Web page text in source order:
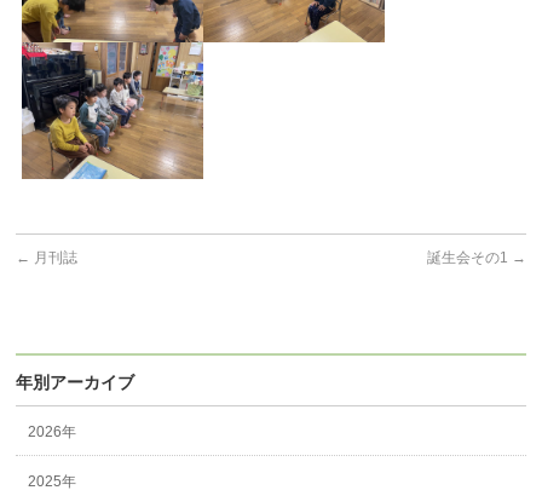
← 月刊誌 誕生会その1 →
年別アーカイブ
2026年
2025年